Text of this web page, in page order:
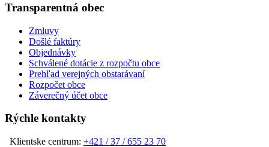
Transparentná obec
Zmluvy
Došlé faktúry
Objednávky
Schválené dotácie z rozpočtu obce
Prehľad verejných obstarávaní
Rozpočet obce
Záverečný účet obce
Rýchle kontakty
Klientske centrum: +421 / 37 / 655 23 70